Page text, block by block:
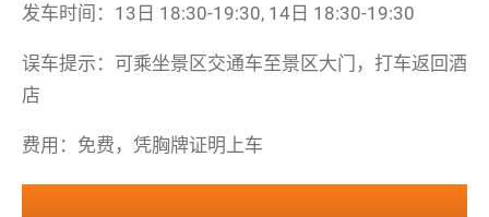
发车时间：13日 18:30-19:30, 14日 18:30-19:30
误车提示：可乘坐景区交通车至景区大门，打车返回酒
店
费用：免费，凭胸牌证明上车